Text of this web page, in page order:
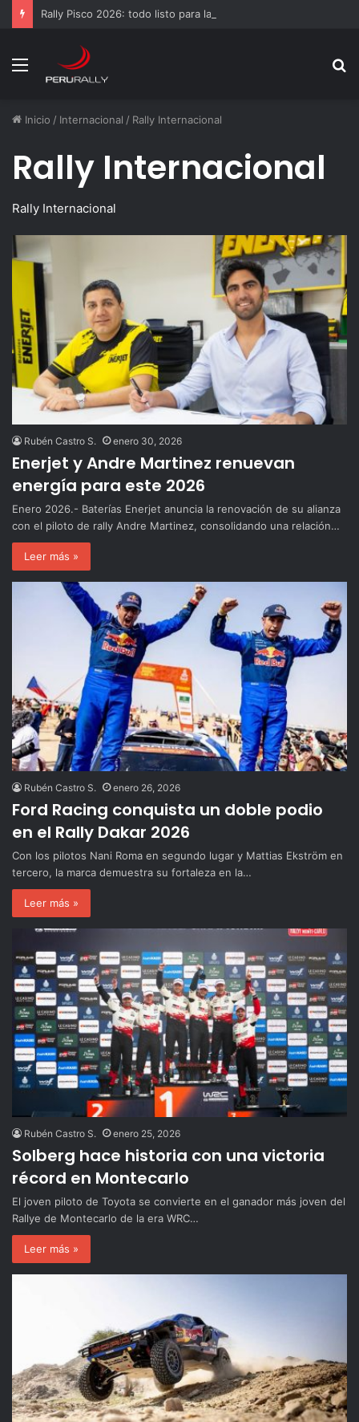
Rally Pisco 2026: todo listo para la gran final del RallyACP
Menú
Inicio / Internacional / Rally Internacional
Rally Internacional
Rally Internacional
Rubén Castro S. enero 30, 2026
Enerjet y Andre Martinez renuevan
energía para este 2026
Enero 2026.- Baterías Enerjet anuncia la renovación de su alianza
con el piloto de rally Andre Martinez, consolidando una relación…
Leer más »
Rubén Castro S. enero 26, 2026
Ford Racing conquista un doble podio
en el Rally Dakar 2026
Con los pilotos Nani Roma en segundo lugar y Mattias Ekström en
tercero, la marca demuestra su fortaleza en la…
Leer más »
Rubén Castro S. enero 25, 2026
Solberg hace historia con una victoria
récord en Montecarlo
El joven piloto de Toyota se convierte en el ganador más joven del
Rallye de Montecarlo de la era WRC…
Leer más »